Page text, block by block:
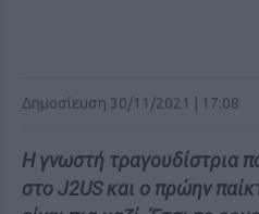
Δημοσίευση 30/11/2021 | 17:08
Η γνωστή τραγουδίστρια
στο J2US και ο πρώην